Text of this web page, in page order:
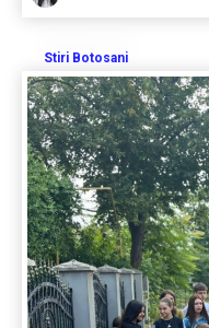
Stiri Botosani